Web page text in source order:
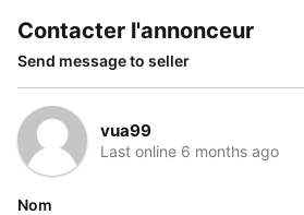
Contacter l'annonceur
Send message to seller
vua99
Last online 6 months ago
Nom